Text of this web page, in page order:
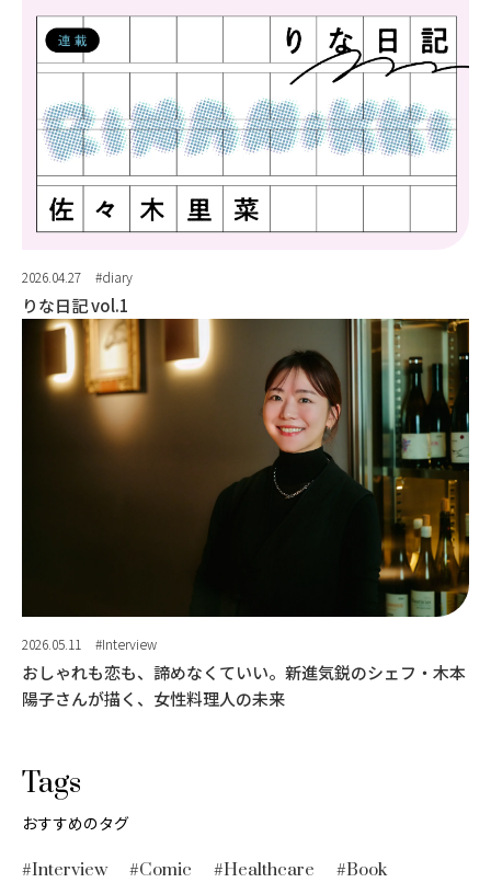
2026.04.27 #diary
りな日記 vol.1
2026.05.11 #Interview
おしゃれも恋も、諦めなくていい。新進気鋭のシェフ・木本
陽子さんが描く、女性料理人の未来
Tags
おすすめのタグ
#Interview #Comic #Healthcare #Book